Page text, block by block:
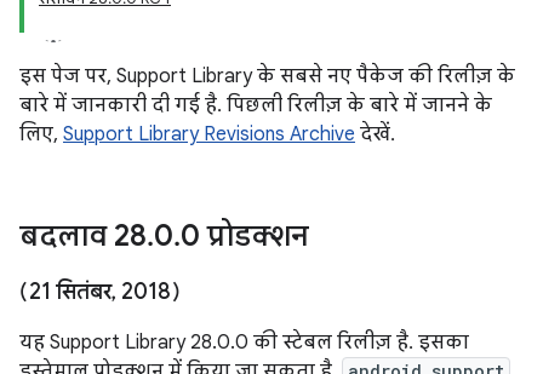
इस पेज पर, Support Library के सबसे नए पैकेज की रिलीज़ के
बारे में जानकारी दी गई है. पिछली रिलीज़ के बारे में जानने के
लिए, Support Library Revisions Archive देखें.
बदलाव 28.0.0 प्रोडक्शन
(21 सितंबर, 2018)
यह Support Library 28.0.0 की स्टेबल रिलीज़ है. इसका